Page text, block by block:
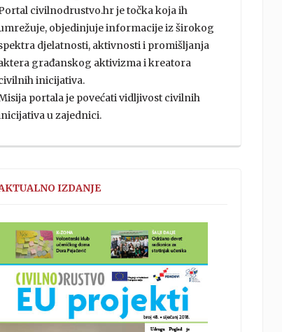
civilnodrustvo.hr je točka koja ih
objedinjuje informacije iz širokog
djelatnosti, aktivnosti i promišljanja
građanskog aktivizma i kreatora
inicijativa.
portala je povećati vidljivost civilnih
u zajednici.
IZDANJE